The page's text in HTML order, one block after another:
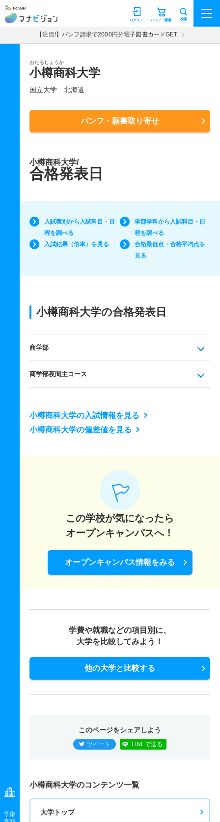
マナビジョン パンフ・願書
ログイン 検索
【注目!】パンフ請求で2000円分電子図書カードGET
おたるしょうか
小樽商科大学
国立大学 北海道
パンフ・願書取り寄せ
学部
小樽商科大学/
合格発表日
入試種別から入試科目・日
程を調べる
学部学科から入試科目・日
程を調べる
入試結果（倍率）を見る
合格最低点・合格平均点を
見る
小樽商科大学の合格発表日
商学部
商学部夜間主コース
小樽商科大学の入試情報を見る
小樽商科大学の偏差値を見る
この学校が気になったら
オープンキャンパスへ！
オープンキャンパス情報をみる
学費や就職などの項目別に、
大学を比較してみよう！
他の大学と比較する
このページをシェアしよう
ツイート LINEで送る
小樽商科大学のコンテンツ一覧
大学トップ